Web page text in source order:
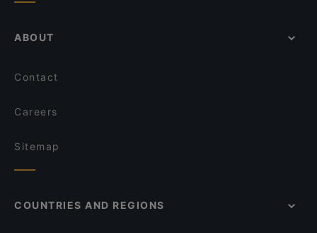
ABOUT
Contact
Careers
Sitemap
COUNTRIES AND REGIONS